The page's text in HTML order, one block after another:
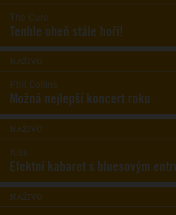
The Cure
Tenhle oheň stále hoří!
NAŽIVO
Phil Collins
Možná nejlepší koncert roku
NAŽIVO
Kiss
Efektní kabaret s bluesovým
NAŽIVO